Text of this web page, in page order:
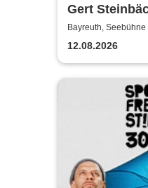
Gert
Bayreuth,
12.08.2026